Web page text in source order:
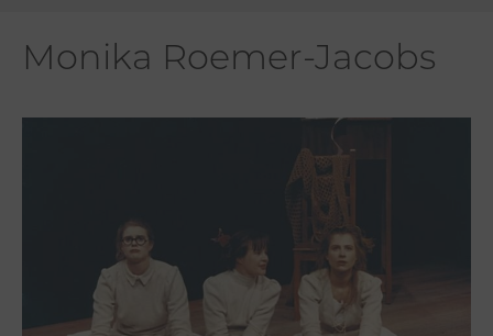
Monika Roemer-Jacobs